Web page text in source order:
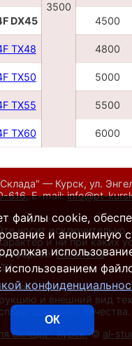
3500
DX45 4500
TX48 4800
TX50 5000
TX55 5500
TX60 6000
— Курск, ул.
616,E-mail:info@pt-
носит исключительно
и ни при каких
офертой.Политика
.
за собой право
и внешний вид
качества.
Склада", Курск, © al-
файлы cookie,
и анонимную
использованием
ОК